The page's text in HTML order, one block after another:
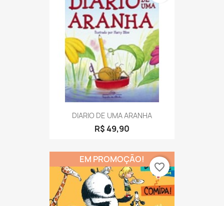
DIARIO DE UMA ARANHA
R$ 49,90
EM PROMOÇÃO!
favorite_border